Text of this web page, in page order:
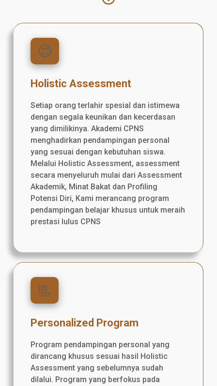
😊
Holistic Assessment
Setiap orang terlahir spesial dan istimewa
dengan segala keunikan dan kecerdasan
yang dimilikinya. Akademi CPNS
menghadirkan pendampingan personal
yang sesuai dengan kebutuhan siswa.
Melalui Holistic Assessment, assessment
secara menyeluruh mulai dari Assessment
Akademik, Minat Bakat dan Profiling
Potensi Diri, Kami merancang program
pendampingan belajar khusus untuk meraih
prestasi lulus CPNS
📃
Personalized Program
Program pendampingan personal yang
dirancang khusus sesuai hasil Holistic
Assessment yang sebelumnya sudah
dilalui. Program yang berfokus pada